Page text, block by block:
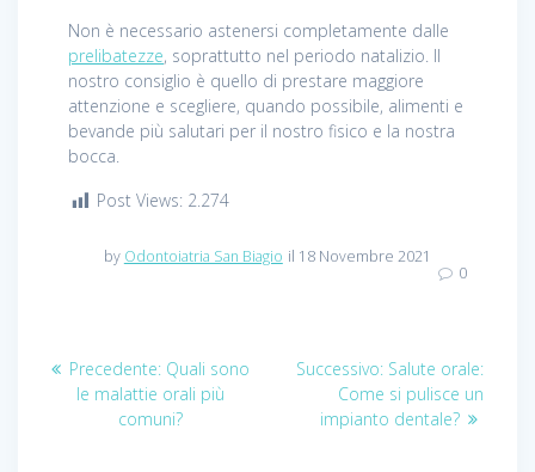
Non è necessario astenersi completamente dalle
prelibatezze, soprattutto nel periodo natalizio. Il
nostro consiglio è quello di prestare maggiore
attenzione e scegliere, quando possibile, alimenti e
bevande più salutari per il nostro fisico e la nostra
bocca.
Post Views: 2.274
by Odontoiatria San Biagio il 18 Novembre 2021
0
Navigazione
articoli
Precedente: Articolo
precedente:
Quali sono
le malattie orali più
comuni?
Successivo: Articolo
successivo:
Salute orale:
Come si pulisce un
impianto dentale?